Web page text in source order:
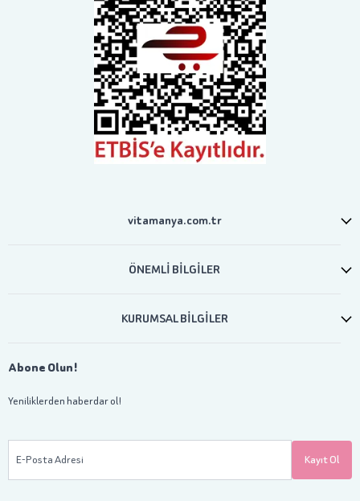
vitamanya.com.tr
ÖNEMLİ BİLGİLER
KURUMSAL BİLGİLER
Abone Olun!
Yeniliklerden haberdar ol!
E-Posta Adresi Kayıt Ol